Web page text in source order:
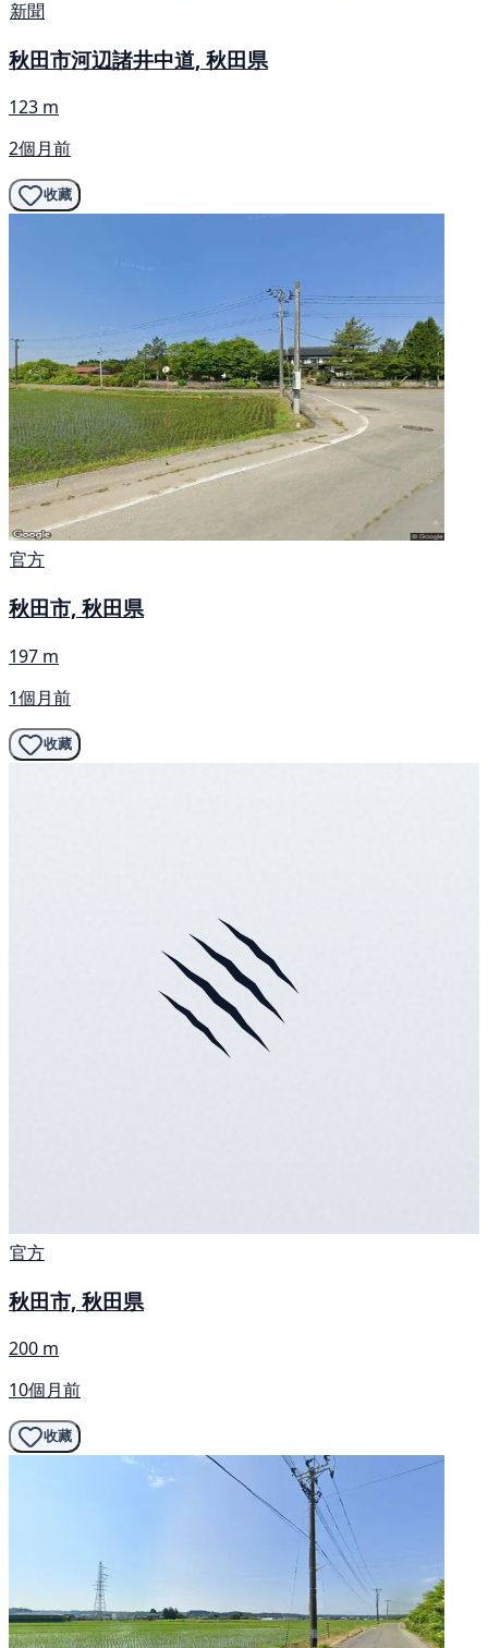
新聞
秋田市河辺諸井中道, 秋田県
123 m
2個月前
收藏
官方
秋田市, 秋田県
197 m
1個月前
收藏
官方
秋田市, 秋田県
200 m
10個月前
收藏